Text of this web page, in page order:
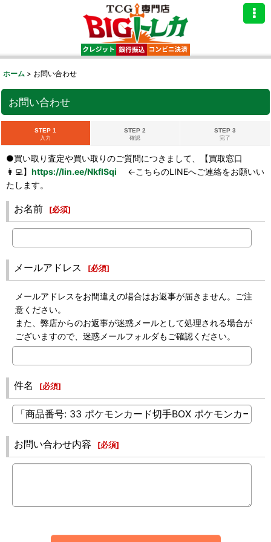
ホーム > お問い合わせ
お問い合わせ
STEP 1
入力
STEP 2
確認
STEP 3
完了
●買い取り査定や買い取りのご質問につきまして、【買取窓口
👩‍💻】 https://lin.ee/NkflSqi ←こちらのLINEへご連絡をお願いい
たします。
お名前 [必須]
メールアドレス [必須]
メールアドレスをお間違えの場合はお返事が届きません。ご注
意ください。
また、弊店からのお返事が迷惑メールとして処理される場合が
ございますので、迷惑メールフォルダもご確認ください。
件名 [必須]
お問い合わせ内容 [必須]